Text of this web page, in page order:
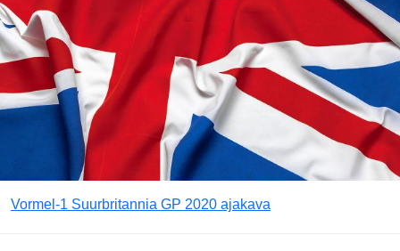
Vormel-1 Suurbritannia GP 2020 ajakava